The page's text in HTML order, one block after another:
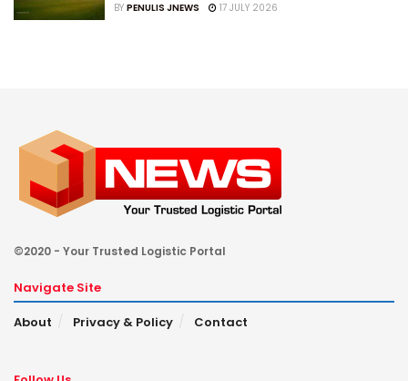
BY PENULIS JNEWS 17 JULY 2026
©2020 - Your Trusted Logistic Portal
Navigate Site
About
Privacy & Policy Contact